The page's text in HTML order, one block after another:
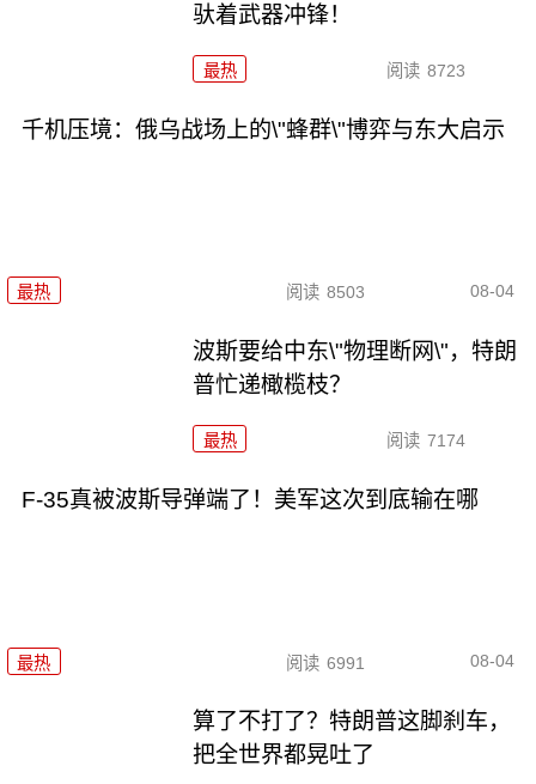
驮着武器冲锋！
最热 阅读 8723
千机压境：俄乌战场上的\"蜂群\"博弈与东大启示
最热 阅读 8503 08-04
波斯要给中东\"物理断网\"，特朗
普忙递橄榄枝？
最热 阅读 7174
F-35真被波斯导弹端了！美军这次到底输在哪
最热 阅读 6991 08-04
算了不打了？特朗普这脚刹车，
把全世界都晃吐了